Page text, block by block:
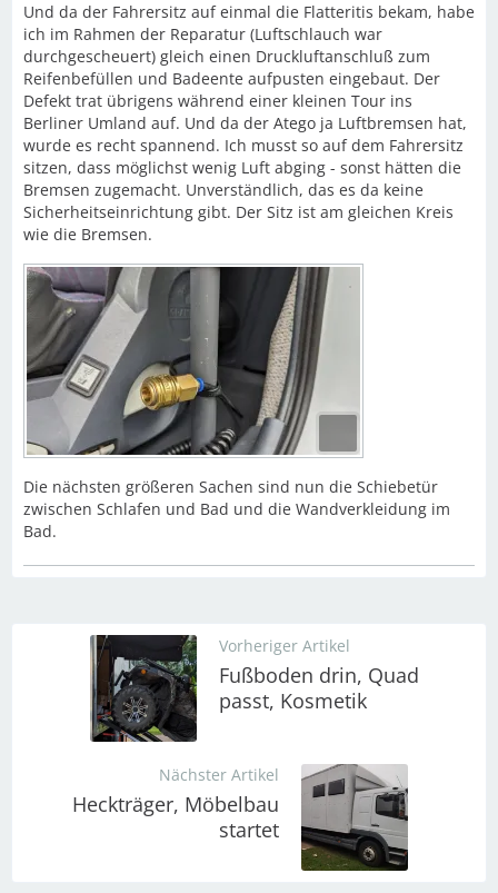
Und da der Fahrersitz auf einmal die Flatteritis bekam, habe
ich im Rahmen der Reparatur (Luftschlauch war
durchgescheuert) gleich einen Druckluftanschluß zum
Reifenbefüllen und Badeente aufpusten eingebaut. Der
Defekt trat übrigens während einer kleinen Tour ins
Berliner Umland auf. Und da der Atego ja Luftbremsen hat,
wurde es recht spannend. Ich musst so auf dem Fahrersitz
sitzen, dass möglichst wenig Luft abging - sonst hätten die
Bremsen zugemacht. Unverständlich, das es da keine
Sicherheitseinrichtung gibt. Der Sitz ist am gleichen Kreis
wie die Bremsen.
Die nächsten größeren Sachen sind nun die Schiebetür
zwischen Schlafen und Bad und die Wandverkleidung im
Bad.
Vorheriger Artikel
Fußboden drin, Quad
passt, Kosmetik
Nächster Artikel
Heckträger, Möbelbau
startet